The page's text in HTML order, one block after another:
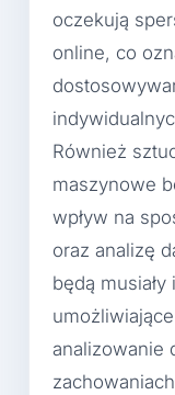
oczekują
online, co
Również
maszynowe
wpływ na
oraz analizę
będą
analizowanie